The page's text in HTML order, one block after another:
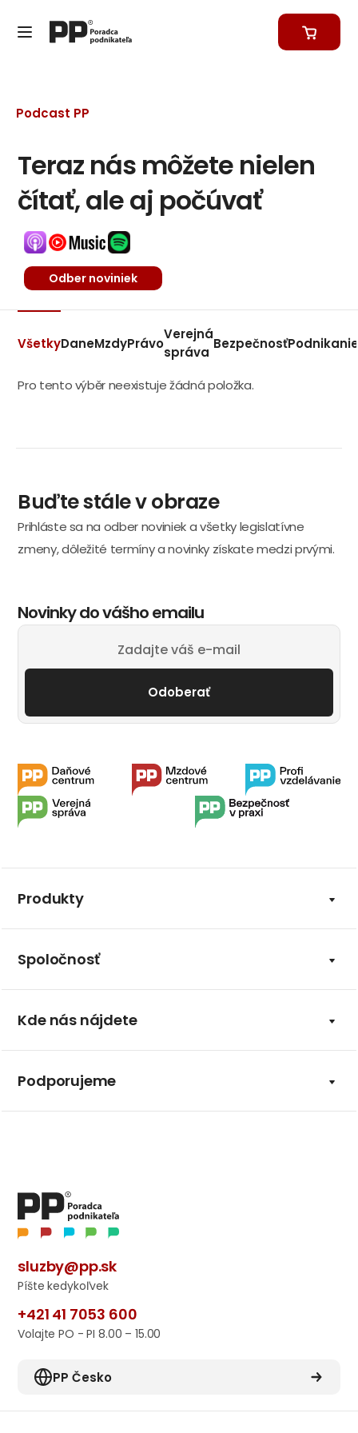
Podcast PP
Teraz nás môžete nielen
čítať, ale aj počúvať
Odber noviniek
VšetkyDaneMzdyPrávo
Verejná
správa
Bezpečnosť
Pro tento výběr neexistuje žádná položka.
Buďte stále v obraze
Prihláste sa na odber noviniek a všetky legislatívne
zmeny, dôležité termíny a novinky získate medzi prvými.
Novinky do vášho emailu
Odoberať
Produkty
Spoločnosť
Kde nás nájdete
Podporujeme
sluzby@pp.sk
Píšte kedykoľvek
+421 41 7053 600
Volajte PO - PI 8.00 – 15.00
PP Česko